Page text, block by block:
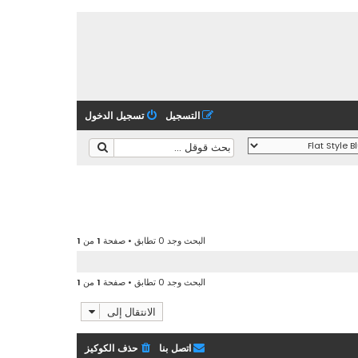
تسجيل الدخول التسجيل
البحث وجد 0 تطابق • صفحة 1 من 1
البحث وجد 0 تطابق • صفحة
1 من 1
الانتقال إلى
حذف الكوكيز اتصل بنا